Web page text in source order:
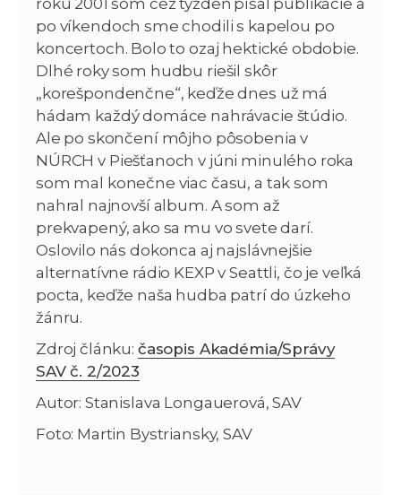
po víkendoch sme chodili s kapelou po
koncertoch. Bolo to ozaj hektické obdobie.
Dlhé roky som hudbu riešil skôr
„korešpondenčne“, keďže dnes už má
hádam každý domáce nahrávacie štúdio.
Ale po skončení môjho pôsobenia v
NÚRCH v Piešťanoch v júni minulého roka
som mal konečne viac času, a tak som
nahral najnovší album. A som až
prekvapený, ako sa mu vo svete darí.
Oslovilo nás dokonca aj najslávnejšie
alternatívne rádio KEXP v Seattli, čo je veľká
pocta, keďže naša hudba patrí do úzkeho
žánru.
Zdroj článku: časopis Akadémia/Správy
SAV č. 2/2023
Autor: Stanislava Longauerová, SAV
Foto: Martin Bystriansky, SAV